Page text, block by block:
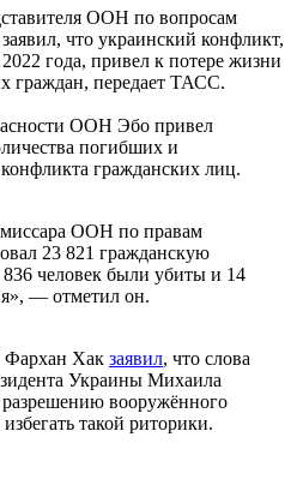
ООН по вопросам
что украинский конфликт,
года, привел к потере жизни
граждан, передает ТАСС.
ООН Эбо привел
погибших и
гражданских лиц.
ООН по правам
23 821 гражданскую
человек были убиты и 14
— отметил он.
Фархан Хак заявил, что слова
Украины Михаила
вооружённого
такой риторики.